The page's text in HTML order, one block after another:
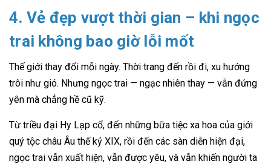
4. Vẻ đẹp vượt thời gian – khi ngọc
trai không bao giờ lỗi mốt
Thế giới thay đổi mỗi ngày. Thời trang đến rồi đi, xu hướng
trôi như gió. Nhưng ngọc trai — ngạc nhiên thay — vẫn đứng
yên mà chẳng hề cũ kỹ.
Từ triều đại Hy Lạp cổ, đến những bữa tiệc xa hoa của giới
quý tộc châu Âu thế kỷ XIX, rồi đến các sàn diễn hiện đại,
ngọc trai vẫn xuất hiện, vẫn được yêu, và vẫn khiến người ta